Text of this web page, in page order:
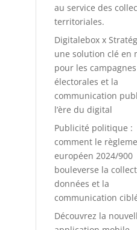
au service des
territoriales.
Digitalebox x
une solution clé en
pour les campagnes
électorales et la
communication
l’ère du digital
Publicité politique :
comment le
européen 2024/900
bouleverse la
données et la
communication
Découvrez la